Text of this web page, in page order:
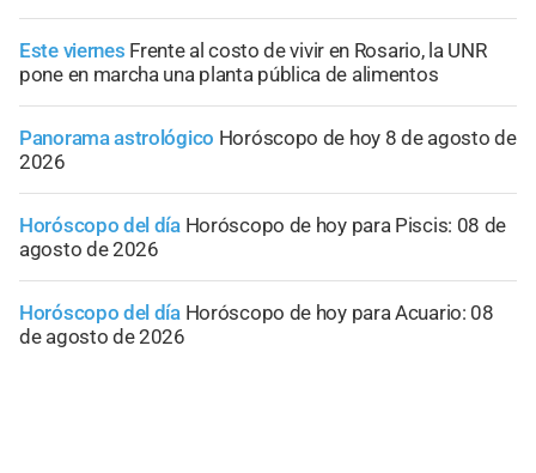
Este viernes Frente al costo de vivir en Rosario, la UNR
pone en marcha una planta pública de alimentos
Panorama astrológico Horóscopo de hoy 8 de agosto de
2026
Horóscopo del día Horóscopo de hoy para Piscis: 08 de
agosto de 2026
Horóscopo del día Horóscopo de hoy para Acuario: 08
de agosto de 2026